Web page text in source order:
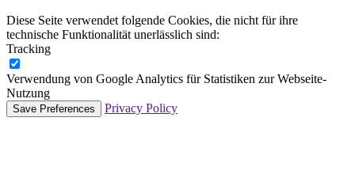
Diese Seite verwendet folgende Cookies, die nicht für ihre
technische Funktionalität unerlässlich sind:
Tracking
Verwendung von Google Analytics für Statistiken zur Webseite-
Nutzung
Privacy Policy